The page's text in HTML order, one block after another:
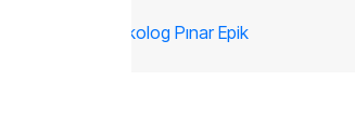
mı? / Psikolog Pınar Epik